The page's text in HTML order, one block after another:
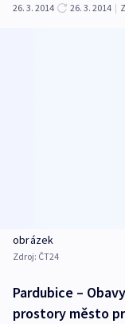
26. 3. 2014
26. 3. 2014 |
obrázek
Zdroj: ČT24
Pardubice –
prostory město